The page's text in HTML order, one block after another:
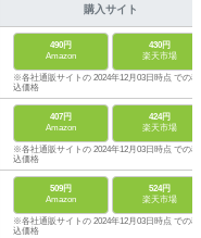
購入サイト
490円
Amazon
430円
楽天市場
※各社通販サイトの 2024年12月03日時点 での税
込価格
407円
Amazon
424円
楽天市場
※各社通販サイトの 2024年12月03日時点 での税
込価格
509円
Amazon
524円
楽天市場
※各社通販サイトの 2024年12月03日時点 での税
込価格